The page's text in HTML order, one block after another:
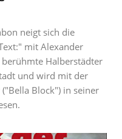
neigt sich die
mit Alexander
berühmte Halberstädter
und wird mit der
Block") in seiner